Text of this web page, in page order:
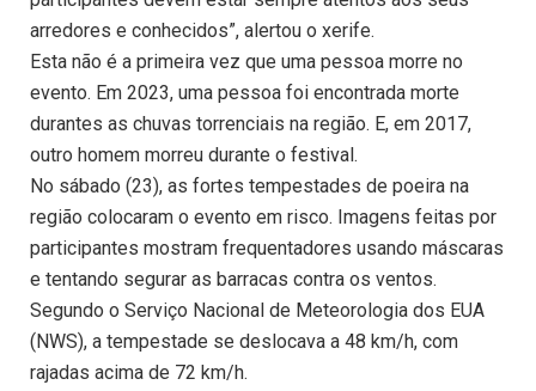
arredores e conhecidos”, alertou o xerife.
Esta não é a primeira vez que uma pessoa morre no
evento. Em 2023, uma pessoa foi encontrada morte
durantes as chuvas torrenciais na região. E, em 2017,
outro homem morreu durante o festival.
No sábado (23), as fortes tempestades de poeira na
região colocaram o evento em risco. Imagens feitas por
participantes mostram frequentadores usando máscaras
e tentando segurar as barracas contra os ventos.
Segundo o Serviço Nacional de Meteorologia dos EUA
(NWS), a tempestade se deslocava a 48 km/h, com
rajadas acima de 72 km/h.